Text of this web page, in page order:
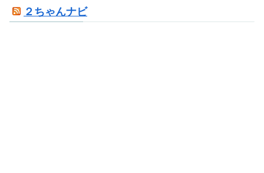
２ちゃんナビ